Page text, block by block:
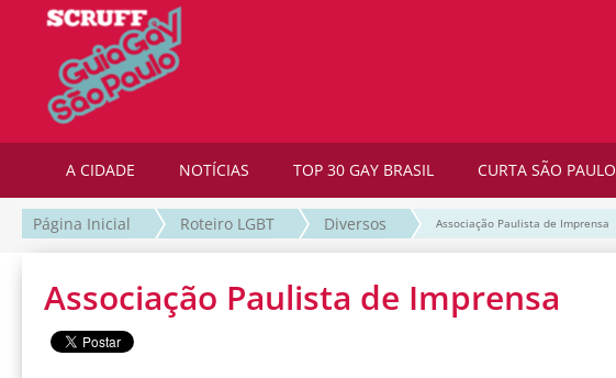
A CIDADE NOTÍCIAS TOP 30 GAY BRASIL CURTA SÃO PAULO
Página Inicial Roteiro LGBT Diversos Associação Paulista de Imprensa
Associação Paulista de Imprensa